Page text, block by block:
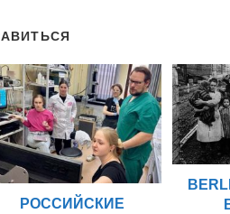
РОССИЙСКИЕ